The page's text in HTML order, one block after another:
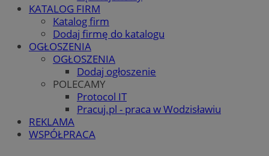
KATALOG FIRM
Katalog firm
Dodaj firmę do katalogu
OGŁOSZENIA
OGŁOSZENIA
Dodaj ogłoszenie
POLECAMY
Protocol IT
Pracuj.pl - praca w Wodzisławiu
REKLAMA
WSPÓŁPRACA